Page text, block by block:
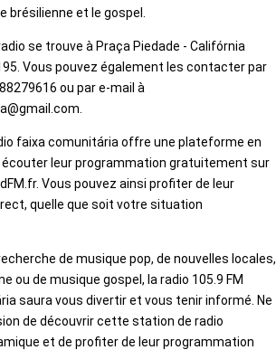
et le gospel.
se trouve à Praça Piedade - Califórnia
Vous pouvez également les contacter par
ou par e-mail à
faixa comunitária offre une plateforme en
écouter leur programmation gratuitement sur
Vous pouvez ainsi profiter de leur
quelle que soit votre situation
de musique pop, de nouvelles locales,
ou de musique gospel, la radio 105.9 FM
saura vous divertir et vous tenir informé. Ne
de découvrir cette station de radio
et de profiter de leur programmation